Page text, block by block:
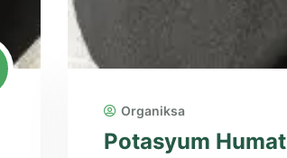
Organiksa
Potasyum Humat